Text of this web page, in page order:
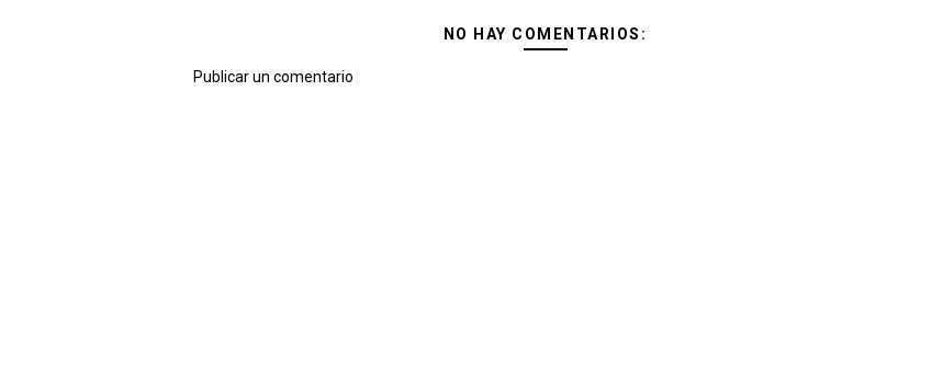
NO HAY COMENTARIOS:
Publicar un comentario